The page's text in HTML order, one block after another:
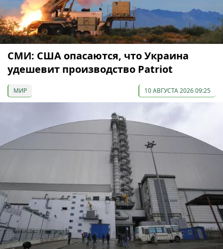
СМИ: США опасаются, что Украина
удешевит производство Patriot
МИР 10 АВГУСТА 2026 09:25